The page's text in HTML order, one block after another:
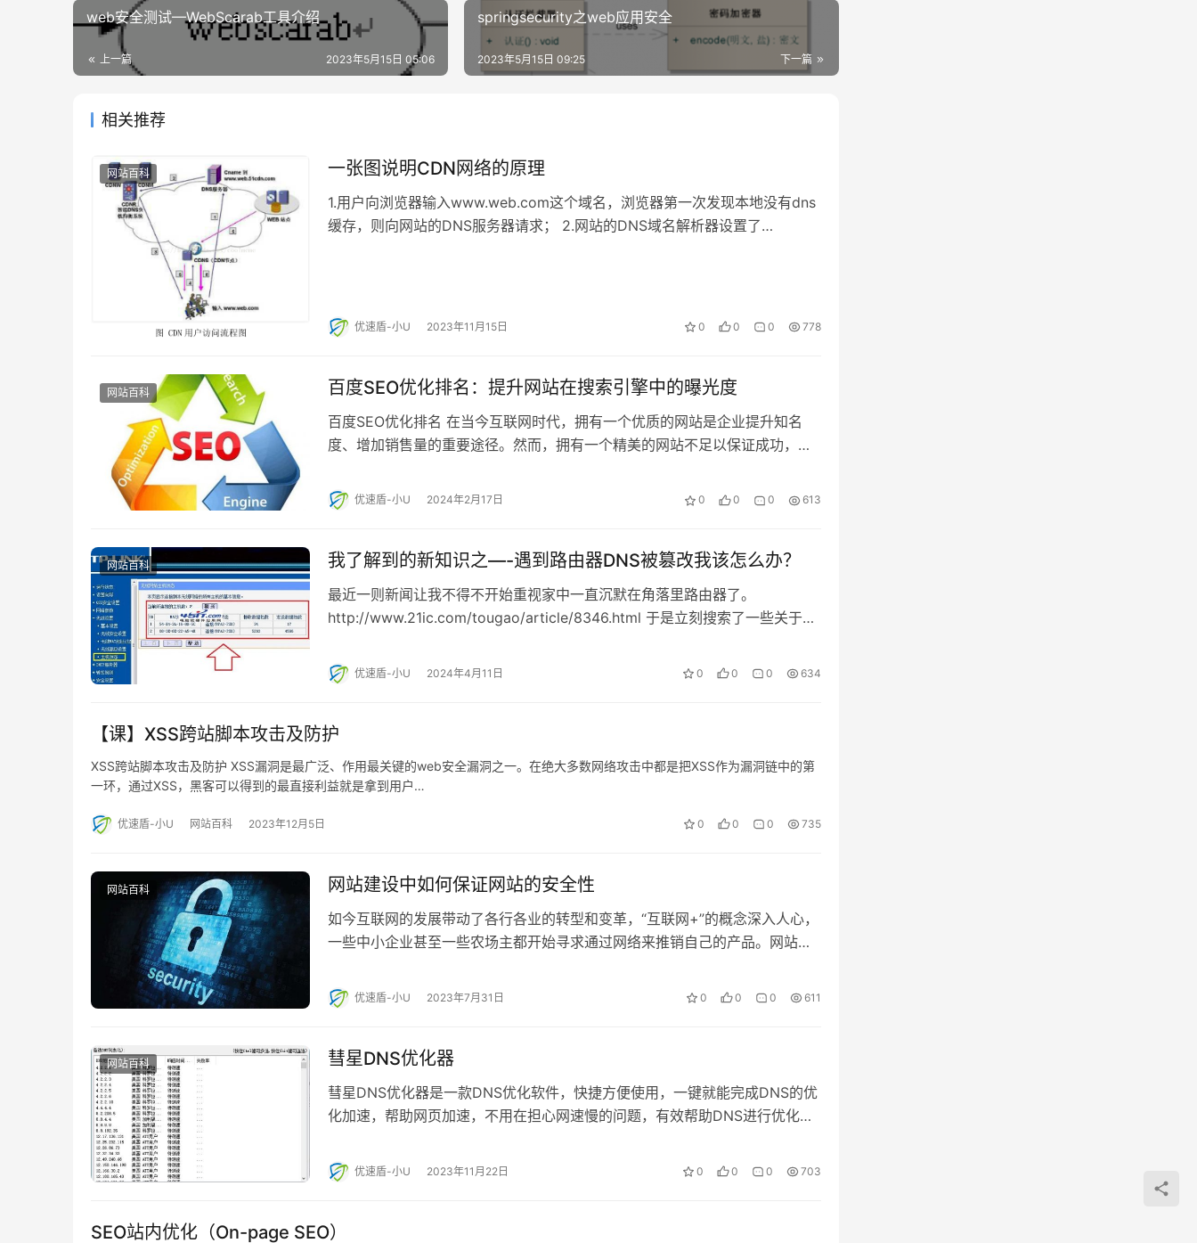
web安全测试—WebScarab工具介绍
上一篇 2023年5月15日 05:06
springsecurity之web应用安全
下一篇
2023年5月15日 09:25
相关推荐
网站百科 一张图说明CDN网络的原理
1.用户向浏览器输入www.web.com这个域名，浏览器第一次发现本地没有dns
缓存，则向网站的DNS服务器请求； 2.网站的DNS域名解析器设置了
优速盾-小U 2023年11月15日 0 0 0 778
网站百科 百度SEO优化排名：提升网站在搜索引擎中的曝光度
百度SEO优化排名 在当今互联网时代，拥有一个优质的网站是企业提升知名
度、增加销售量的重要途径。然而，拥有一个精美的网站不足以保证成功，关
优速盾-小U 2024年2月17日 0 0 0 613
网站百科 我了解到的新知识之—-遇到路由器DNS被篡改我该怎么办？
最近一则新闻让我不得不开始重视家中一直沉默在角落里路由器了。
http://www.21ic.com/tougao/article/8346.html 于是立刻搜索了一些关于如
优速盾-小U 2024年4月11日 0 0 0 634
【课】XSS跨站脚本攻击及防护
XSS跨站脚本攻击及防护 XSS漏洞是最广泛、作用最关键的web安全漏洞之一。在绝大多数网络攻击中都是把XSS作为漏洞链中的第
一环，通过XSS，黑客可以得到的最直接利益就是拿到用户…
优速盾-小U 网站百科 2023年12月5日 0 0 0 735
网站百科 网站建设中如何保证网站的安全性
如今互联网的发展带动了各行各业的转型和变革，“互联网+”的概念深入人心，
一些中小企业甚至一些农场主都开始寻求通过网络来推销自己的产品。网站是
优速盾-小U 2023年7月31日 0 0 0 611
网站百科 彗星DNS优化器
彗星DNS优化器是一款DNS优化软件，快捷方便使用，一键就能完成DNS的优
化加速，帮助网页加速，不用在担心网速慢的问题，有效帮助DNS进行优化。
优速盾-小U 2023年11月22日 0 0 0 703
SEO站内优化（On-page SEO）